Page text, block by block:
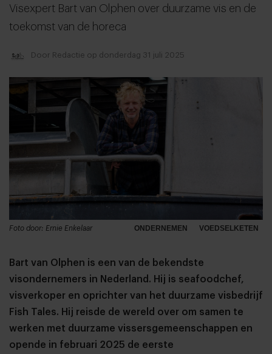
Visexpert Bart van Olphen over duurzame vis en de
toekomst van de horeca
Door Redactie op donderdag 31 juli 2025
ONDERNEMEN VOEDSELKETEN
Foto door: Ernie Enkelaar
Bart van Olphen is een van de bekendste
visondernemers in Nederland. Hij is seafoodchef,
visverkoper en oprichter van het duurzame visbedrijf
Fish Tales. Hij reisde de wereld over om samen te
werken met duurzame vissersgemeenschappen en
opende in februari 2025 de eerste